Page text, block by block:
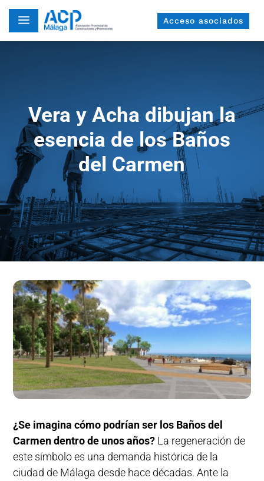
a Acceso asociados
Vera y Acha dibujan la
esencia de los Baños
del Carmen
¿Se imagina cómo podrían ser los Baños del
Carmen dentro de unos años? La regeneración de
este símbolo es una demanda histórica de la
ciudad de Málaga desde hace décadas. Ante la